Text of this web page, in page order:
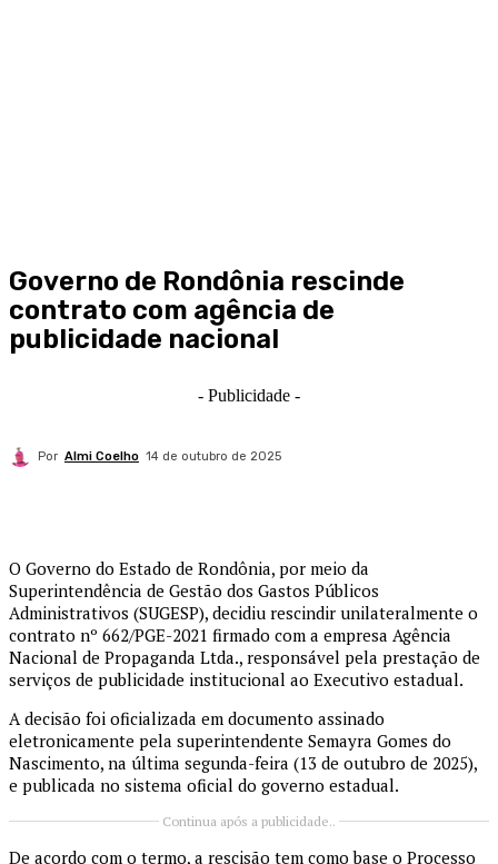
Governo de Rondônia rescinde
contrato com agência de
publicidade nacional
- Publicidade -
Por Almi Coelho 14 de outubro de 2025
O Governo do Estado de Rondônia, por meio da
Superintendência de Gestão dos Gastos Públicos
Administrativos (SUGESP), decidiu rescindir unilateralmente o
contrato nº 662/PGE-2021 firmado com a empresa Agência
Nacional de Propaganda Ltda., responsável pela prestação de
serviços de publicidade institucional ao Executivo estadual.
A decisão foi oficializada em documento assinado
eletronicamente pela superintendente Semayra Gomes do
Nascimento, na última segunda-feira (13 de outubro de 2025),
e publicada no sistema oficial do governo estadual.
Continua após a publicidade..
De acordo com o termo, a rescisão tem como base o Processo